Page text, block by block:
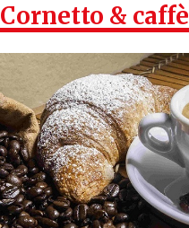
Cornetto & caffè